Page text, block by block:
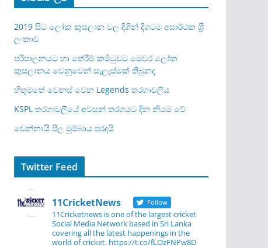
2019 සිට ලෝක කුසලාන වල දිගින් දිගටම අසාර්ථක ශ‍්‍රී
ලංකාව
පරිපාලනයට හා තේරීම් කමිටුවට මෙවර ලෝක
කුසලානය වෙනුවෙන් සැලැස්මක් තිබුනද
හිතුමතේ වෙනස් වෙන Legends තරගාවලිය
KSPL තරගාවලියේ අවසන් තරගයට දින නියම වේ
චෙන්නායි පිල මුම්බාය පරදයි
Twitter Feed
11CricketNews Follow
11Cricketnews is one of the largest cricket
Social Media Network based in Sri Lanka
covering all the latest happenings in the
world of cricket. https://t.co/fLOzFNPw8D